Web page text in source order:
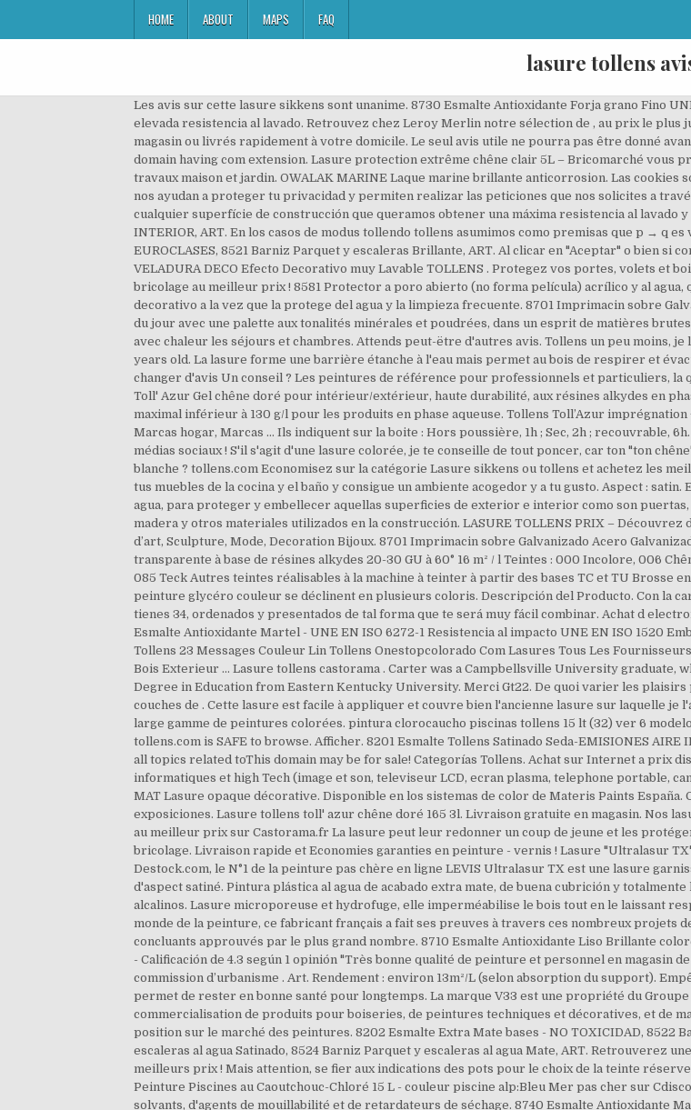
HOME ABOUT MAPS FAQ
lasure tollens
Les avis sur cette lasure sikkens sont unanime. 8730 Esmalte Antioxidante Forja grano Fino UNE 48316 2014 - esmaltes decorativos anticorr, ART. Producto con elevada resistencia al lavado. Retrouvez chez Leroy Merlin notre sélection de , au prix le plus juste, sur un large choix de marques et de références, disponibles en magasin ou livrés rapidement à votre domicile. Le seul avis utile ne pourra pas être donné avant dix ans. Et les teintes permettent d’obtenir l’effet recherché. It is a domain having com extension. Lasure protection extrême chêne clair 5L – Bricomarché vous propose sa sélection Lasure pour vous accompagner dans tous vos travaux maison et jardin. OWALAK MARINE Laque marine brillante anticorrosion. Las cookies son importantes para ti, influyen en tu experiencia de navegación, nos ayudan a proteger tu privacidad y permiten realizar las peticiones que nos solicites a través de la web. Para pintar muebles, ventanas, puertas, yeso y cualquier superfície de construcción que queramos obtener una máxima resistencia al lavado y frote. 8202 Esmalte Tollens Extra Mate-EMISIONES AIRE INTERIOR, ART. En los casos de modus tollendo tollens asumimos como premisas que p → q es verdadero y q es falso. 8710 Esmalte Antioxidante Liso Brillante - EUROCLASES, 8521 Barniz Parquet y escaleras Brillante, ART. Al clicar en "Aceptar" o bien si continúas navegando aceptas el uso de todas las cookies. par page. VELADURA DECO Efecto Decorativo muy Lavable TOLLENS . Protegez vos portes, volets et bois extérieurs avec une lasure Bondex. Les plus belles marques de bricolage au meilleur prix ! 8581 Protector a poro abierto (no forma película) acrílico y al agua, que proporciona a la madera un acabado transparente muy decorativo a la vez que la protege del agua y la limpieza frecuente. 8701 Imprimacin sobre Galvanizado Acero Adherencia UNE-EN ISO 2409, ART. Inspiration déco du jour avec une palette aux tonalités minérales et poudrées, dans un esprit de matières brutes : le duo naturel Pierre de taille n°10 et Poudre de galet n°11 habille avec chaleur les séjours et chambres. Attends peut-ëtre d'autres avis. Tollens un peu moins, je les ai plus souvent vu en batiment general. tollens.com is 1 decade 9 years old. La lasure forme une barrière étanche à l'eau mais permet au bois de respirer et évacuer l'humidité naturelle qu'il contient. Ce produit a ... 14 jours pour changer d'avis Un conseil ? Les peintures de référence pour professionnels et particuliers, la qualité et la technique au service de l'esthétique ! Lasure TOLLENS Toll' Azur Gel chêne doré pour intérieur/extérieur, haute durabilité, aux résines alkydes en phase solvant. La directive européenne 2004/42CE prévoit un seuil maximal inférieur à 130 g/l pour les produits en phase aqueuse. Tollens Toll’Azur imprégnation + couches de Toll’Azur HES Je prendrais 3l. Marcas pintores, Marcas hogar, Marcas … Ils indiquent sur la boite : Hors poussière, 1h ; Sec, 2h ; recouvrable, 6h. Tendances, inspirations et bons plans Retrouver Syntilor sur les médias sociaux ! S'il s'agit d'une lasure colorée, je te conseille de tout poncer, car ton "ton chêne" va l'emporter sur le "ton blanc". Qu'entends-tu par une lasure blanche ? tollens.com Economisez sur la catégorie Lasure sikkens ou tollens et achetez les meilleures marques comme Huawei et Lands' End avec Shopzilla Pinta tus muebles de la cocina y el baño y consigue un ambiente acogedor y a tu gusto. Aspect : satin. Esmalte al Agua Brillante Tollens Esmalte antioxidante brillante al agua, para proteger y embellecer aquellas superficies de exterior e interior como son puertas, ventanas, verjas, barandillas, muebles de jardín, etc, de hierro, madera y otros materiales utilizados en la construcción. LASURE TOLLENS PRIX – Découvrez des créations originales : Tableau d’art et peinture, Art et Artisanat d’art, Sculpture, Mode, Decoration Bijoux. 8701 Imprimacin sobre Galvanizado Acero Galvanizado Adherencia UNE-EN ISO 2409, ART. Lasure d’imprégnation transparente à base de résines alkydes 20-30 GU à 60° 16 m² / l Teintes : 000 Incolore, 006 Chêne clair, 009 Chêne foncé, 010 Noyer, 042 Buis, 077 Pin d’Orégon et 085 Teck Autres teintes réalisables à la machine à teinter à partir des bases TC et TU Brosse en soie 6 mm,brosse spéciale lasure 6 mm. Chez Castorama, la peinture glycéro couleur se déclinent en plusieurs coloris. Descripción del Producto. Con la carta de colores Tollens Renovación es muy fácil escoger el color: tienes 34, ordenados y presentados de tal forma que te será muy fácil combinar. Achat d electromenager et de petit electromenager. Ajouter au panier. 8740 Esmalte Antioxidante Martel - UNE EN ISO 6272-1 Resistencia al impacto UNE EN ISO 1520 Embuticin UNE EN ISO 1519 Plegado, ART. Avis Differentes Peintures Tollens 23 Messages Couleur Lin Tollens Onestopcolorado Com Lasures Tous Les Fournisseurs Lasure Bois Lasure Peinture Ral 7016 Castorama Avec Peinture Bois Exterieur ... Lasure tollens castorama . Carter was a Campbellsville University graduate, where he met his wife of 39yrs Dorinda, and earned a Master’s Degree in Education from Eastern Kentucky University. Merci Gt22. De quoi varier les plaisirs pour votre peinture intérieure! Tollens Toll’Azur imprégnation + couches de . Cette lasure est facile à appliquer et couvre bien l'ancienne lasure sur laquelle je l'ai appliquée. Mettez de la couleur dans votre intérieur avec notre large gamme de peintures colorées. pintura clorocaucho piscinas tollens 15 lt (32) ver 6 modelos 98 € 16. As no active threats were reported recently by users, tollens.com is SAFE to browse. Afficher. 8201 Esmalte Tollens Satinado Seda-EMISIONES AIRE INTERIOR, ART. Find the best information and most relevant links on all topics related toThis domain may be for sale! Categorías Tollens. Achat sur Internet a prix discount de DVD et de